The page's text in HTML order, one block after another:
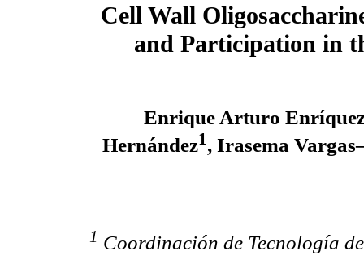
Cell Wall
and Participation in
Enrique Arturo
Hernández1, Irasema
1 Coordinación de Tecnología